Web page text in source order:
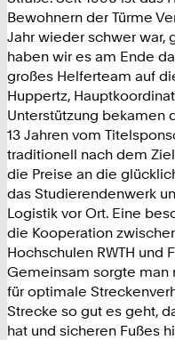
Bewohnern der Türme
Jahr wieder schwer war,
haben wir es am Ende
großes Helferteam auf
Huppertz,
Unterstützung bekamen
13 Jahren vom
traditionell nach dem
die Preise an die
das Studierendenwerk
Logistik vor Ort. Eine
die Kooperation
Hochschulen RWTH und
Gemeinsam sorgte man
für optimale
Strecke so gut es geht,
hat und sicheren Fußes